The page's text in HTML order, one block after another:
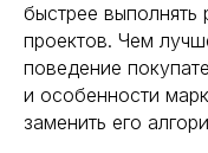
быстрее выполнять
проектов. Чем
поведение
и особенности
заменить его